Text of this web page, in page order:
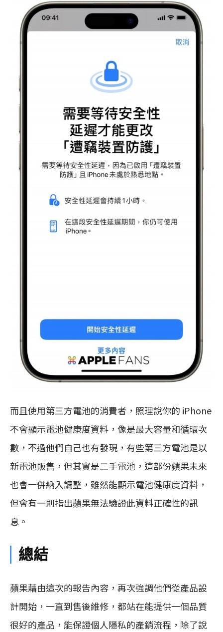
而且使用第三方電池的消費者，照理說你的 iPhone
不會顯示電池健康度資料，像是最大容量和循環次
數，不過他們自己也有發現，有些第三方電池是以
新電池販售，但其實是二手電池，這部份蘋果未來
也會一併納入調整，雖然能顯示電池健康度資料，
但會有一則指出蘋果無法驗證此資料正確性的訊
息。
總結
蘋果藉由這次的報告內容，再次強調他們從產品設
計開始，一直到售後維修，都站在能提供一個品質
很好的產品，能保證個人隱私的產銷流程，除了說